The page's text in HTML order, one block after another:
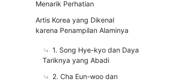
Menarik Perhatian
Artis Korea yang Dikenal
karena Penampilan Alaminya
1. Song Hye-kyo dan Daya
Tariknya yang Abadi
2. Cha Eun-woo dan